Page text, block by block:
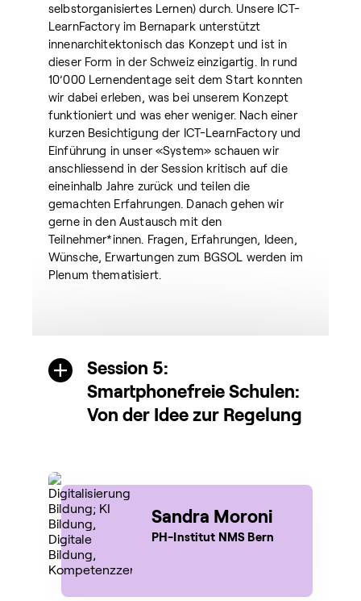
selbstorganisiertes Lernen) durch. Unsere ICT-
LearnFactory im Bernapark unterstützt
innenarchitektonisch das Konzept und ist in
dieser Form in der Schweiz einzigartig. In rund
10’000 Lernendentage seit dem Start konnten
wir dabei erleben, was bei unserem Konzept
funktioniert und was eher weniger. Nach einer
kurzen Besichtigung der ICT-LearnFactory und
Einführung in unser «System» schauen wir
anschliessend in der Session kritisch auf die
eineinhalb Jahre zurück und teilen die
gemachten Erfahrungen. Danach gehen wir
gerne in den Austausch mit den
Teilnehmer*innen. Fragen, Erfahrungen, Ideen,
Wünsche, Erwartungen zum BGSOL werden im
Plenum thematisiert.
Session 5:
Smartphonefreie Schulen:
Von der Idee zur Regelung
Sandra Moroni
PH-Institut NMS Bern